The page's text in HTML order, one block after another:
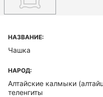
НАЗВАНИЕ:
Чашка
НАРОД:
Алтайские калмыки
теленгиты